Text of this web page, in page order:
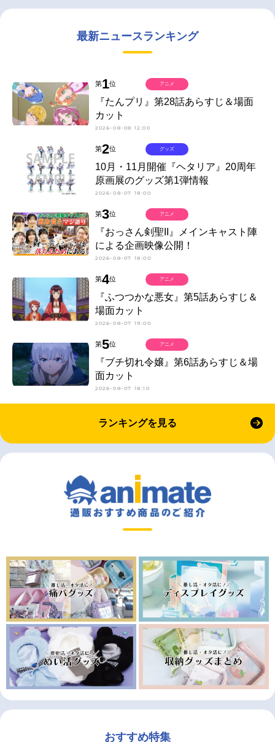
最新ニュースランキング
第1位
『たんプリ』第28話あらすじ＆場面
カット
2026-08-08 12:00
アニメ
第2位
10月・11月開催『ヘタリア』20周年
原画展のグッズ第1弾情報
2026-08-07 18:00
グッズ
第3位
『おっさん剣聖II』メインキャスト陣
による企画映像公開！
2026-08-07 18:00
アニメ
第4位
『ふつつかな悪女』第5話あらすじ＆
場面カット
2026-08-07 19:00
アニメ
第5位
『ブチ切れ令嬢』第6話あらすじ＆場
面カット
2026-08-07 18:10
アニメ
ランキングを見る
おすすめ特集